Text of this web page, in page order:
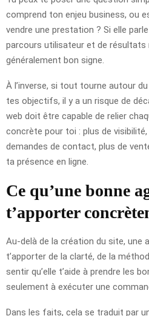
comprend ton enjeu business, ou
vendre une prestation ? Si elle
parcours utilisateur et de résultats
généralement bon signe.
À l’inverse, si tout tourne autour du
tes objectifs, il y a un risque de
web doit être capable de relier
concrète pour toi : plus de
demandes de contact, plus de
ta présence en ligne.
Ce qu’une bonne
t’apporter
Au-delà de la création du site, une
t’apporter de la clarté, de la
sentir qu’elle t’aide à prendre les
seulement à exécuter une
Dans les faits, cela se traduit par